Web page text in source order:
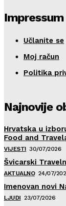
Impressum
Učlanite se
Moj račun
Politika
Najnovije
Hrvatska u
Food and
VIJESTI 30/07/2026
Švicarski
AKTUALNO 24/07/
Imenovan novi
LJUDI 23/07/2026